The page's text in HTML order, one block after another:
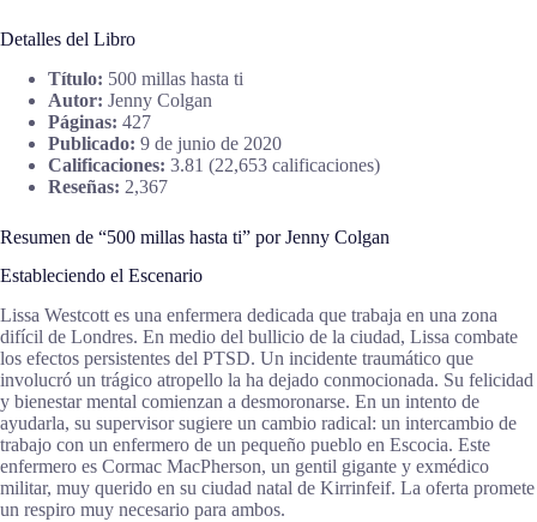
Detalles del Libro
Título: 500 millas hasta ti
Autor: Jenny Colgan
Páginas: 427
Publicado: 9 de junio de 2020
Calificaciones: 3.81 (22,653 calificaciones)
Reseñas: 2,367
Resumen de “500 millas hasta ti” por Jenny Colgan
Estableciendo el Escenario
Lissa Westcott es una enfermera dedicada que trabaja en una zona
difícil de Londres. En medio del bullicio de la ciudad, Lissa combate
los efectos persistentes del PTSD. Un incidente traumático que
involucró un trágico atropello la ha dejado conmocionada. Su felicidad
y bienestar mental comienzan a desmoronarse. En un intento de
ayudarla, su supervisor sugiere un cambio radical: un intercambio de
trabajo con un enfermero de un pequeño pueblo en Escocia. Este
enfermero es Cormac MacPherson, un gentil gigante y exmédico
militar, muy querido en su ciudad natal de Kirrinfeif. La oferta promete
un respiro muy necesario para ambos.